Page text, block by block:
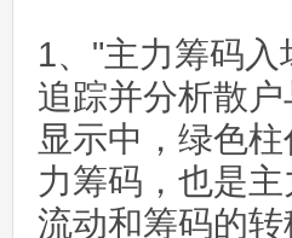
1、"主力筹码
追踪并分析散
显示中，绿色
力筹码，也是
流动和筹码的